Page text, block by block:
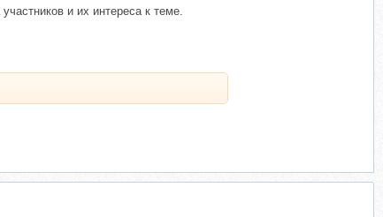
и их интереса к теме.